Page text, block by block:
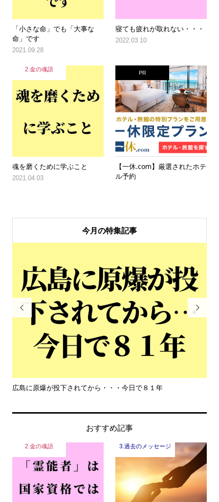
「小さな命」でも「大事な
命」です
2021.09.28
寝ても疲れが取れない・・・
2022.03.10
2.金の魂語
魂を磨くために学ぶこと
2021.04.03
PR
【一休.com】厳選されたホテ
ル予約
今月の特集記事

年 もっと危機感を持って生きて欲しい

おすすめ記事
2.金の魂語 3.過去のメッセージ